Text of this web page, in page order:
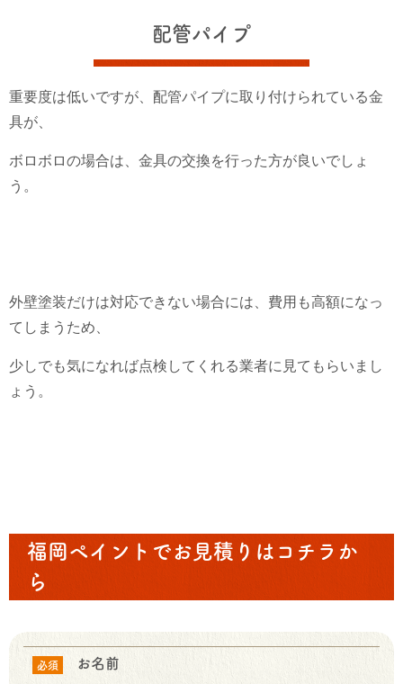
配管パイプ
重要度は低いですが、配管パイプに取り付けられている金
具が、
ボロボロの場合は、金具の交換を行った方が良いでしょ
う。
外壁塗装だけは対応できない場合には、費用も高額になっ
てしまうため、
少しでも気になれば点検してくれる業者に見てもらいまし
ょう。
福岡ペイントでお見積りはコチラか
ら
必須 お名前